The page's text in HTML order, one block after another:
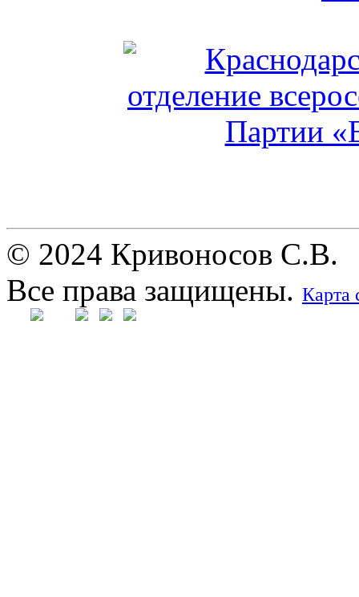
© 2024 Кривоносов С.В.
Все права защищены. Карта